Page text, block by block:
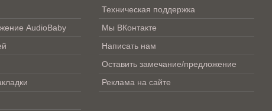
AudioBaby
Техническая поддержка
Мы ВКонтакте
Написать нам
Оставить замечание/предложение
Реклама на сайте